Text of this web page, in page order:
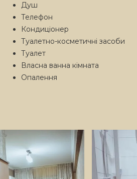
Душ
Телефон
Кондиціонер
Туалетно-косметичні засоби
Туалет
Власна ванна кімната
Опалення